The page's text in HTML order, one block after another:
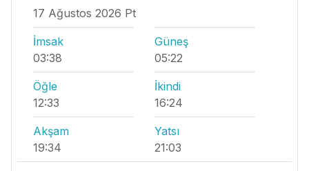
17 Ağustos 2026 Pt
İmsak
03:38
Güneş
05:22
Öğle
12:33
İkindi
16:24
Akşam
19:34
Yatsı
21:03